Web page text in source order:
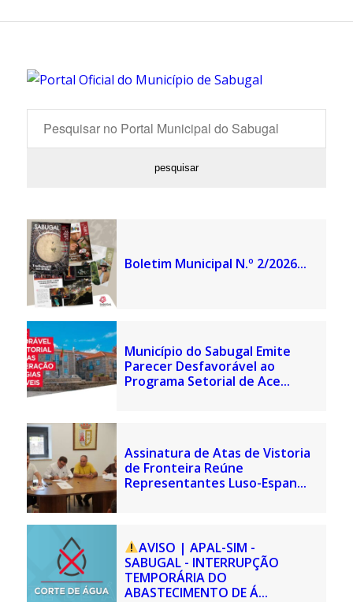
Boletim Municipal N.º 2/2026...
Município do Sabugal Emite
Parecer Desfavorável ao
Programa Setorial de Ace...
Assinatura de Atas de Vistoria
de Fronteira Reúne
Representantes Luso-Espan...
AVISO | APAL-SIM -
SABUGAL - INTERRUPÇÃO
TEMPORÁRIA DO
ABASTECIMENTO DE Á...